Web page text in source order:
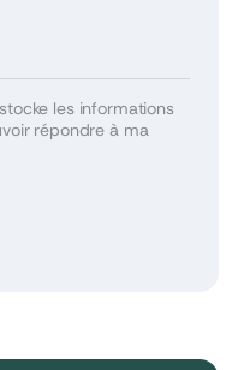
les informations
répondre à ma